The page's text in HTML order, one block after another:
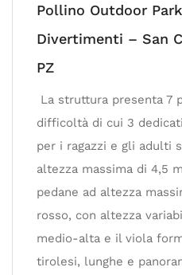
Pollino Outdoor
Divertimenti – San
PZ
La struttura presenta 7
difficoltà di cui 3
per i ragazzi e gli adulti
altezza massima di 4,5
pedane ad altezza
rosso, con altezza
medio-alta e il viola
tirolesi, lunghe e